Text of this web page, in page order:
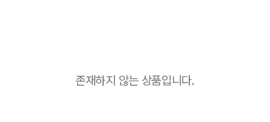
존재하지 않는 상품입니다.